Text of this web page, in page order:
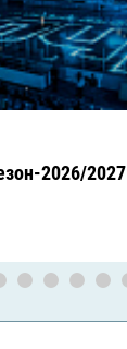
2026/2027